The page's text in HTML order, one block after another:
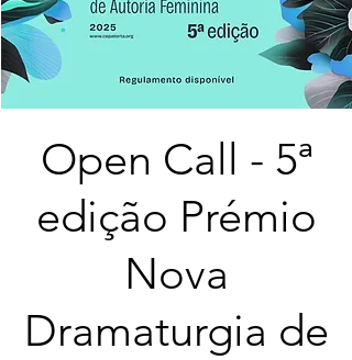
Open Call - 5ª
edição Prémio
Nova
Dramaturgia de